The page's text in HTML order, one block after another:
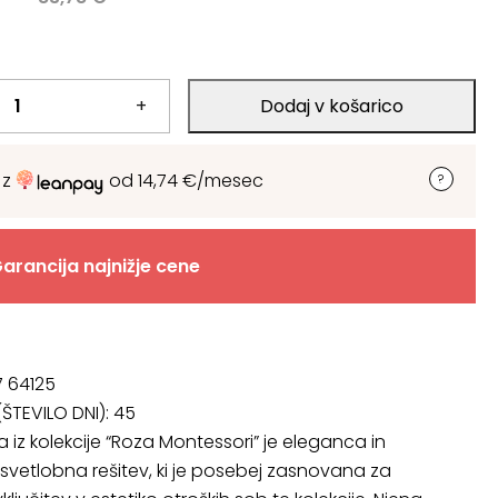
+ Dodaj v košarico
od 14,74€/mesec
najnižje cene
64125
DNI): 45
iz kolekcije “Roza Montessori” je eleganca in
rešitev, ki je posebej zasnovana za